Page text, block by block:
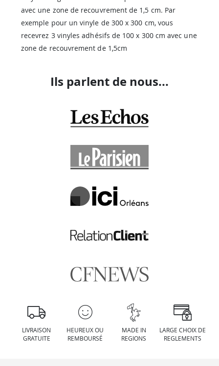
avec une zone de recouvrement de 1,5 cm. Par
exemple pour un vinyle de 300 x 300 cm, vous
recevrez 3 vinyles adhésifs de 100 x 300 cm avec une
zone de recouvrement de 1,5cm
Ils parlent de nous...
LIVRAISON
GRATUITE
HEUREUX OU
REMBOURSÉ
MADE IN
REGIONS
LARGE CHOIX DE
REGLEMENTS